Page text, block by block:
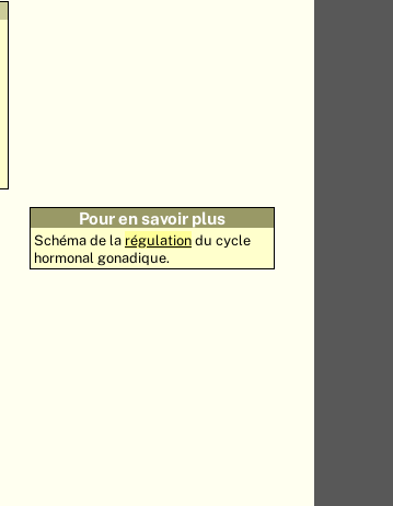
Pour en savoir plus
Schéma de la régulationdu cycle
hormonal gonadique.